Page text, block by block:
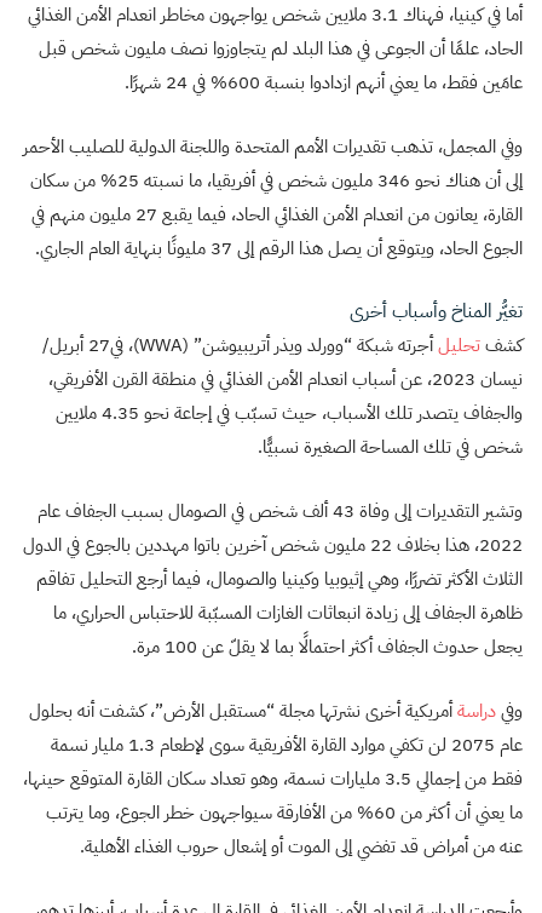
أما في كينيا، فهناك 3.1 ملايين شخص يواجهون مخاطر انعدام الأمن الغذائي
الحاد، علمًا أن الجوعى في هذا البلد لم يتجاوزوا نصف مليون شخص قبل
عامَين فقط، ما يعني أنهم ازدادوا بنسبة 600% في 24 شهرًا.
وفي المجمل، تذهب تقديرات الأمم المتحدة واللجنة الدولية للصليب الأحمر
إلى أن هناك نحو 346 مليون شخص في أفريقيا، ما نسبته 25% من سكان
القارة، يعانون من انعدام الأمن الغذائي الحاد، فيما يقبع 27 مليون منهم في
الجوع الحاد، ويتوقع أن يصل هذا الرقم إلى 37 مليونًا بنهاية العام الجاري.
تغيُّر المناخ وأسباب أخرى
كشفتحليل
أجرته شبكة “وورلد ويذر أتريبيوشن” (WWA)، في27 أبريل/
نيسان 2023، عن أسباب انعدام الأمن الغذائي في منطقة القرن الأفريقي،
والجفاف يتصدر تلك الأسباب، حيث تسبّب في إجاعة نحو 4.35 ملايين
شخص في تلك المساحة الصغيرة نسبيًّا.
وتشير التقديرات إلى وفاة 43 ألف شخص في الصومال بسبب الجفاف عام
2022، هذا بخلاف 22 مليون شخص آخرين باتوا مهددين بالجوع في الدول
الثلاث الأكثر تضررًا، وهي إثيوبيا وكينيا والصومال، فيما أرجع التحليل تفاقم
ظاهرة الجفاف إلى زيادة انبعاثات الغازات المسبّبة للاحتباس الحراري، ما
يجعل حدوث الجفاف أكثر احتمالًا بما لا يقلّ عن 100 مرة.
وفيدراسةأمريكية أخرى نشرتها مجلة “مستقبل الأرض”، كشفت أنه بحلول
عام 2075 لن تكفي موارد القارة الأفريقية سوى لإطعام 1.3 مليار نسمة
فقط من إجمالي 3.5 مليارات نسمة، وهو تعداد سكان القارة المتوقع حينها،
ما يعني أن أكثر من 60% من الأفارقة سيواجهون خطر الجوع، وما يترتب
عنه من أمراض قد تفضي إلى الموت أو إشعال حروب الغذاء الأهلية.